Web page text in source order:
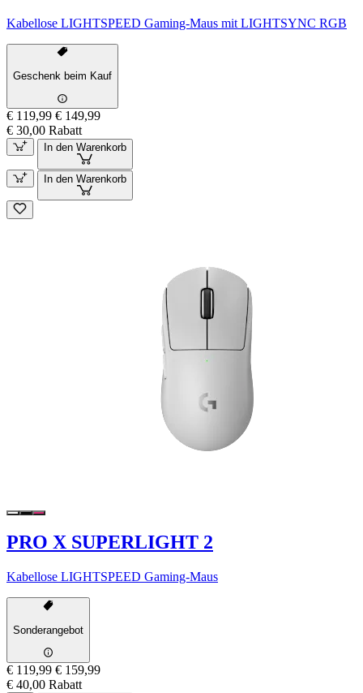
Kabellose LIGHTSPEED Gaming-Maus mit LIGHTSYNC RGB
Geschenk beim Kauf
€ 119,99 € 149,99
€ 30,00 Rabatt
In den Warenkorb
In den Warenkorb
PRO X SUPERLIGHT 2
Kabellose LIGHTSPEED Gaming-Maus
Sonderangebot
€ 119,99 € 159,99
€ 40,00 Rabatt